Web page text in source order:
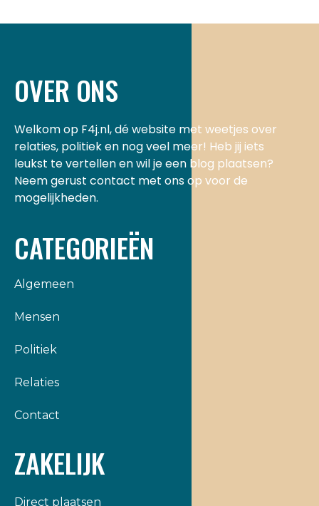
OVER ONS
Welkom op F4j.nl, dé website met weetjes over
relaties, politiek en nog veel meer! Heb jij iets
leukst te vertellen en wil je een blog plaatsen?
Neem gerust contact met ons op voor de
mogelijkheden.
CATEGORIEËN
Algemeen
Mensen
Politiek
Relaties
Contact
ZAKELIJK
Direct plaatsen